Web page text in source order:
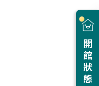
開館狀態